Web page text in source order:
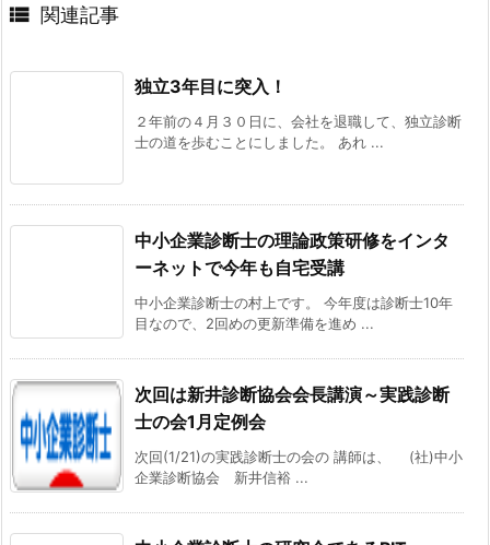
 関連記事
独立3年目に突入！
２年前の４月３０日に、会社を退職して、独立診断
士の道を歩むことにしました。 あれ ...
中小企業診断士の理論政策研修をインタ
ーネットで今年も自宅受講
中小企業診断士の村上です。 今年度は診断士10年
目なので、2回めの更新準備を進め ...
次回は新井診断協会会長講演～実践診断
士の会1月定例会
次回(1/21)の実践診断士の会の 講師は、 (社)中小
企業診断協会 新井信裕 ...